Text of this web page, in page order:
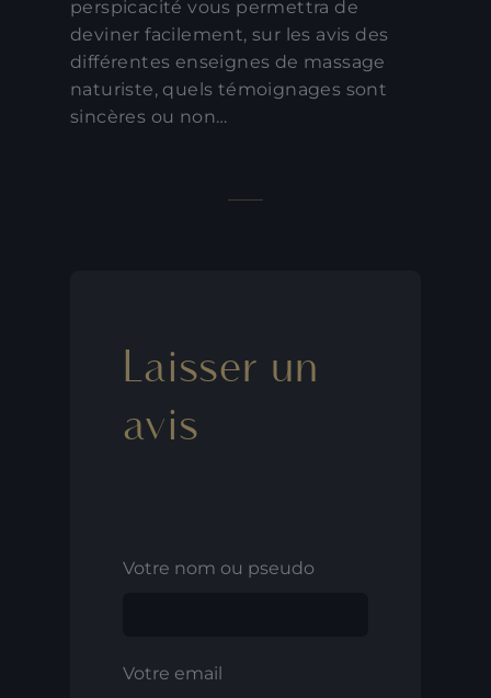
perspicacité vous permettra de
deviner facilement, sur les avis des
différentes enseignes de massage
naturiste, quels témoignages sont
sincères ou non…
Laisser un
avis
Votre nom ou pseudo
Votre email